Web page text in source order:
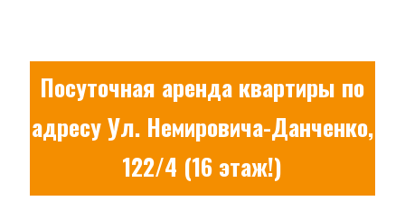
Посуточная аренда квартиры по
адресу Ул. Немировича-Данченко,
122/4 (16 этаж!)